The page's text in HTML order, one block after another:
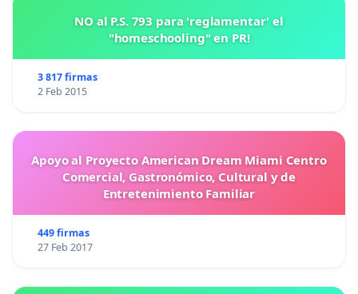
NO al P.S. 793 para 'reglamentar' el
"homeschooling" en PR!
3 817 firmas
2 Feb 2015
Apoyo al Proyecto American Dream Miami Centro
Comercial, Gastronómico, Cultural y de
Entretenimiento Familiar
449 firmas
27 Feb 2017